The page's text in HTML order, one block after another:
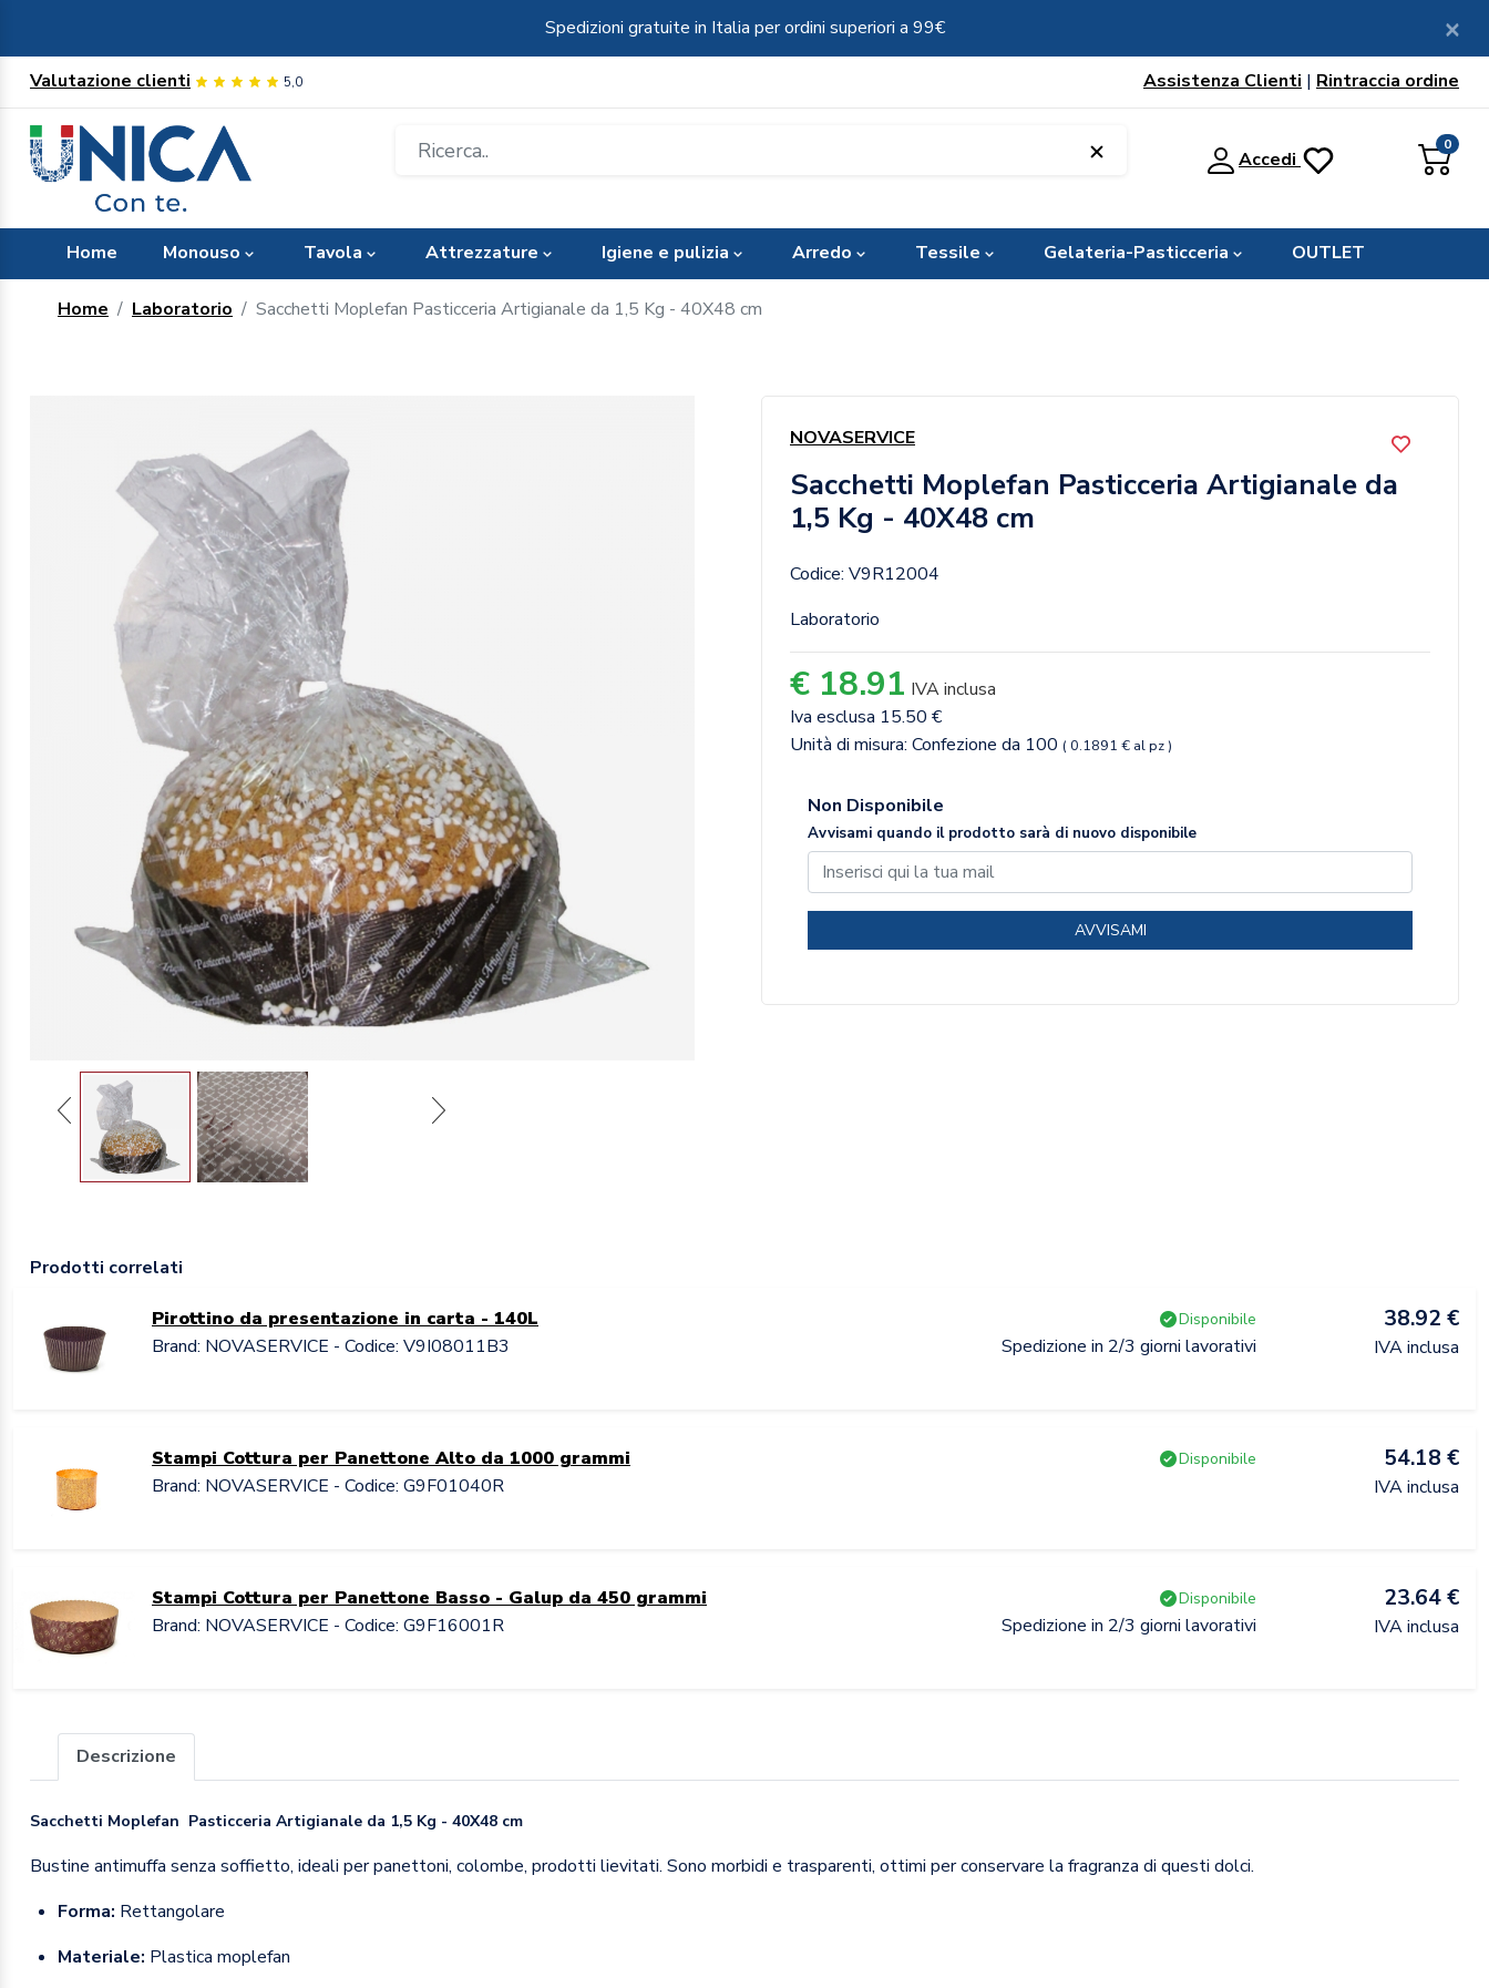
Spedizioni gratuite in Italia per ordini superiori a 99€
Valutazione clienti 5,0 Assistenza Clienti | Rintraccia ordine
0
Accedi
Home Monouso Tavola Attrezzature Igiene e pulizia Arredo Tessile Gelateria-Pasticceria OUTLET
Home Laboratorio Sacchetti Moplefan Pasticceria Artigianale da 1,5 Kg - 40X48 cm
NOVASERVICE
Sacchetti Moplefan Pasticceria Artigianale da
1,5 Kg - 40X48 cm
Codice: V9R12004
Laboratorio
€ 18.91 IVA inclusa
Iva esclusa 15.50 €
Unità di misura: Confezione da 100 ( 0.1891 € al pz )
Non Disponibile
Avvisami quando il prodotto sarà di nuovo disponibile
AVVISAMI
Prodotti correlati
Pirottino da presentazione in carta - 140L
Brand: NOVASERVICE - Codice: V9I08011B3
Disponibile
Spedizione in 2/3 giorni lavorativi
38.92 €
IVA inclusa
Stampi Cottura per Panettone Alto da 1000 grammi
Brand: NOVASERVICE - Codice: G9F01040R
Disponibile 54.18 €
IVA inclusa
Stampi Cottura per Panettone Basso - Galup da 450 grammi
Brand: NOVASERVICE - Codice: G9F16001R
Disponibile
Spedizione in 2/3 giorni lavorativi
23.64 €
IVA inclusa
Descrizione
Sacchetti Moplefan Pasticceria Artigianale da 1,5 Kg - 40X48 cm
Bustine antimuffa senza soffietto, ideali per panettoni, colombe, prodotti lievitati. Sono morbidi e trasparenti, ottimi per conservare la fragranza di questi dolci.
Forma: Rettangolare
Materiale: Plastica moplefan